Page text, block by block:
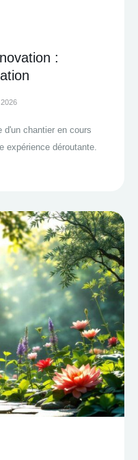
:
d'un chantier en cours
expérience déroutante.